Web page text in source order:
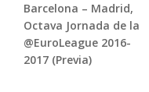
Barcelona – Madrid,
Octava Jornada de la
@EuroLeague 2016-
2017 (Previa)